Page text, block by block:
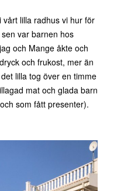
lilla radhus vi hur för
var barnen hos
och Mange åkte och
och frukost, mer än
lilla tog över en timme
mat och glada barn
som fått presenter).